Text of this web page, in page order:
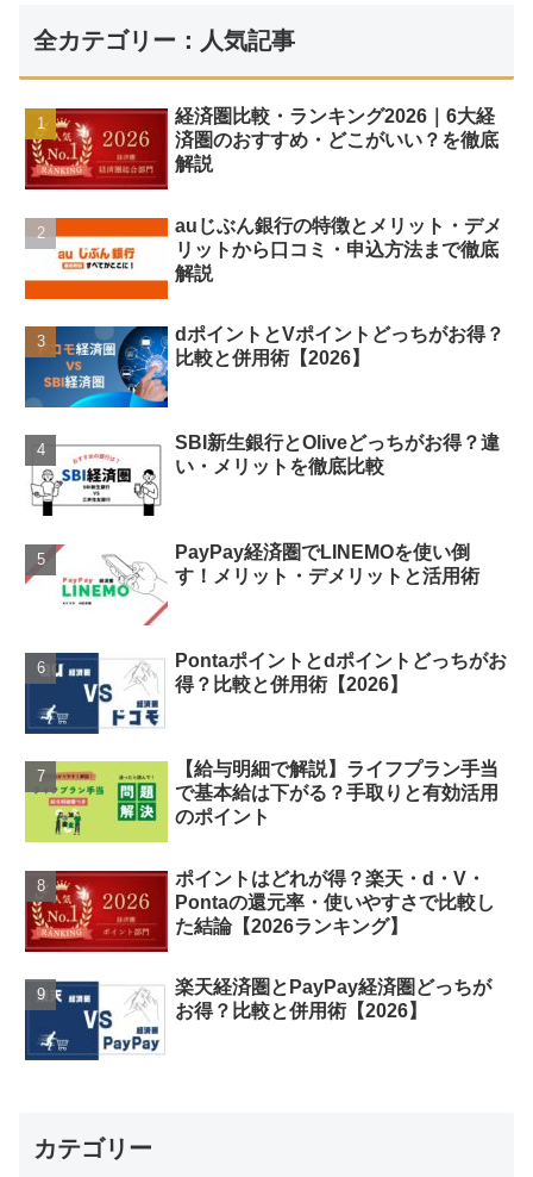
全カテゴリー：人気記事
経済圏比較・ランキング2026｜6大経
済圏のおすすめ・どこがいい？を徹底
解説
auじぶん銀行の特徴とメリット・デメ
リットから口コミ・申込方法まで徹底
解説
dポイントとVポイントどっちがお得？
比較と併用術【2026】
SBI新生銀行とOliveどっちがお得？違
い・メリットを徹底比較
PayPay経済圏でLINEMOを使い倒
す！メリット・デメリットと活用術
Pontaポイントとdポイントどっちがお
得？比較と併用術【2026】
【給与明細で解説】ライフプラン手当
で基本給は下がる？手取りと有効活用
のポイント
ポイントはどれが得？楽天・d・V・
Pontaの還元率・使いやすさで比較し
た結論【2026ランキング】
楽天経済圏とPayPay経済圏どっちが
お得？比較と併用術【2026】
カテゴリー